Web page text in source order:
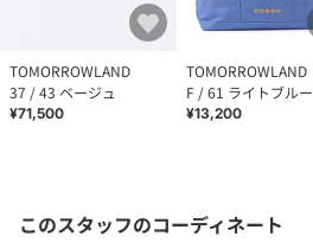
TOMORROWLAND
37 / 43 ベージュ
¥71,500
TOMORROWLAND
F / 61 ライトブルー
¥13,200
このスタッフのコーディネート